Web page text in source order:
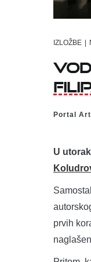
IZLOŽBE
Portal
U
prvih